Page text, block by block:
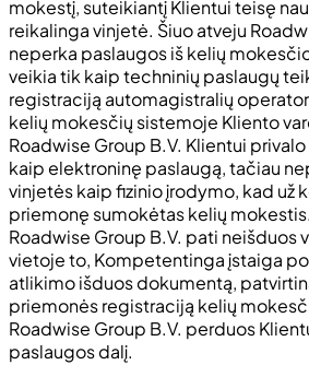
mokestį, suteikiantį Klientui teisę
reikalinga vinjetė. Šiuo atveju
neperka paslaugos iš kelių
veikia tik kaip techninių paslaugų
registraciją automagistralių
kelių mokesčių sistemoje Kliento
Roadwise Group B.V. Klientui
kaip elektroninę paslaugą, tačiau
vinjetės kaip fizinio įrodymo, kad už
priemonę sumokėtas kelių
Roadwise Group B.V. pati neišduos
vietoje to, Kompetentinga įstaiga
atlikimo išduos dokumentą,
priemonės registraciją kelių
Roadwise Group B.V. perduos
paslaugos dalį.